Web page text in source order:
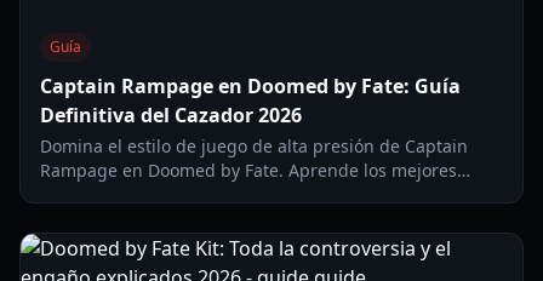
Guía
Captain Rampage en Doomed by Fate: Guía
Definitiva del Cazador 2026
Domina el estilo de juego de alta presión de Captain
Rampage en Doomed by Fate. Aprende los mejores